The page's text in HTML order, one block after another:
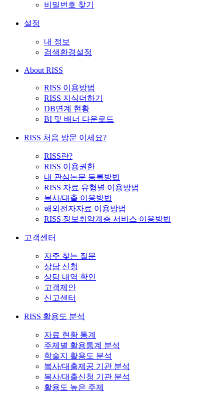
비밀번호 찾기
설정
내 정보
검색환경설정
About RISS
RISS 이용방법
RISS 지식더하기
DB연계 현황
BI 및 배너 다운로드
RISS 처음 방문 이세요?
RISS란?
RISS 이용권한
내 관심논문 등록방법
RISS 자료 유형별 이용방법
복사/대출 이용방법
해외전자자료 이용방법
RISS 정보취약계층 서비스 이용방법
고객센터
자주 찾는 질문
상담 신청
상담 내역 확인
고객제안
신고센터
RISS 활용도 분석
자료 현황 통계
주제별 활용통계 분석
학술지 활용도 분석
복사/대출제공 기관 분석
복사/대출신청 기관 분석
활용도 높은 주제